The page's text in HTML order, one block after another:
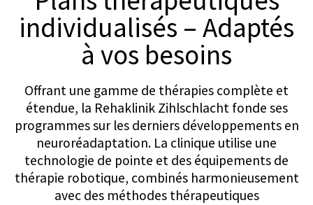
Stimulation pulsée
transcrânienne (TPS)
La Clinique de Zihlschlacht propose la Stimulation
pulsée transcrânienne (TPS) comme thérapie
avancée pour la démence d'Alzheimer légère à
modérée. Elle utilise des ondes sonores ciblées
pour activer des régions cérébrales spécifiques,
favoriser la circulation sanguine et stimuler les
processus de récupération cellulaire. Des études
montrent que la TPS peut améliorer la fonction
cognitive (pensée, mémoire, apprentissage,
orientation) et avoir un effet positif sur l'évolution